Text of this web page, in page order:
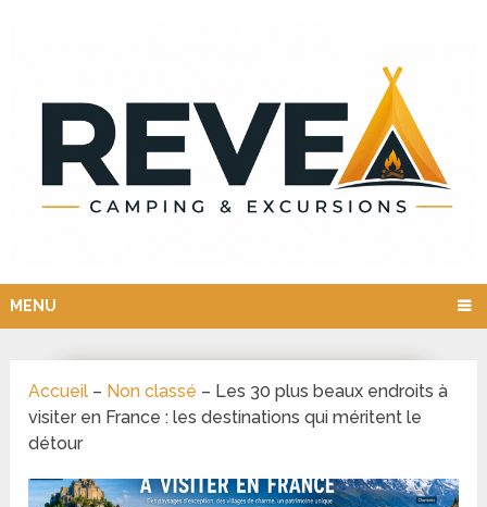
MENU
Accueil – Non classé – Les 30 plus beaux endroits à
visiter en France : les destinations qui méritent le
détour